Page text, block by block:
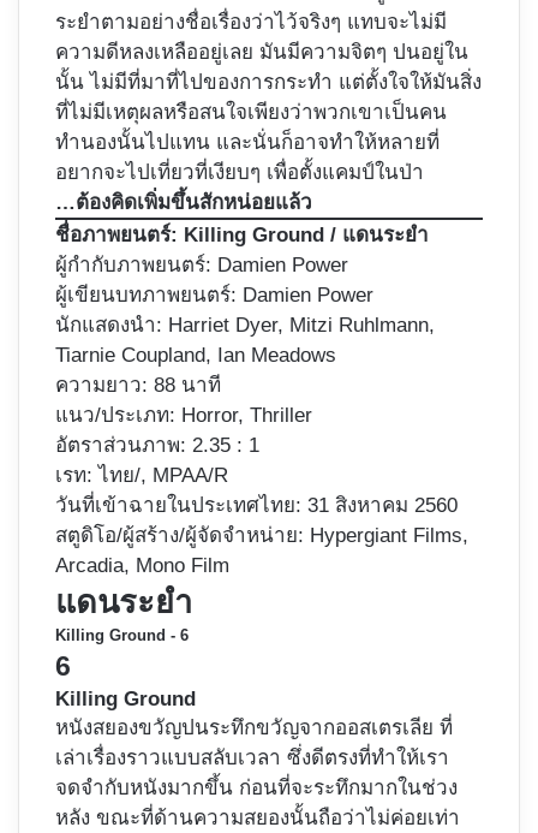
ระยำตามอย่างชื่อเรื่องว่าไว้จริงๆ แทบจะไม่มี
ความดีหลงเหลืออยู่เลย มันมีความจิตๆ ปนอยู่ใน
นั้น ไม่มีที่มาที่ไปของการกระทำ แต่ตั้งใจให้มันสิ่ง
ที่ไม่มีเหตุผลหรือสนใจเพียงว่าพวกเขาเป็นคน
ทำนองนั้นไปแทน และนั่นก็อาจทำให้หลายที่
อยากจะไปเที่ยวที่เงียบๆ เพื่อตั้งแคมป์ในป่า
…ต้องคิดเพิ่มขึ้นสักหน่อยแล้ว
ชื่อภาพยนตร์: Killing Ground / แดนระยำ
ผู้กำกับภาพยนตร์: Damien Power
ผู้เขียนบทภาพยนตร์: Damien Power
นักแสดงนำ: Harriet Dyer, Mitzi Ruhlmann,
Tiarnie Coupland, Ian Meadows
ความยาว: 88 นาที
แนว/ประเภท: Horror, Thriller
อัตราส่วนภาพ: 2.35 : 1
เรท: ไทย/, MPAA/R
วันที่เข้าฉายในประเทศไทย: 31 สิงหาคม 2560
สตูดิโอ/ผู้สร้าง/ผู้จัดจำหน่าย: Hypergiant Films,
Arcadia, Mono Film
แดนระยำ
Killing Ground - 6
6
Killing Ground
หนังสยองขวัญปนระทึกขวัญจากออสเตรเลีย ที่
เล่าเรื่องราวแบบสลับเวลา ซึ่งดีตรงที่ทำให้เรา
จดจำกับหนังมากขึ้น ก่อนที่จะระทึกมากในช่วง
หลัง ขณะที่ด้านความสยองนั้นถือว่าไม่ค่อยเท่า